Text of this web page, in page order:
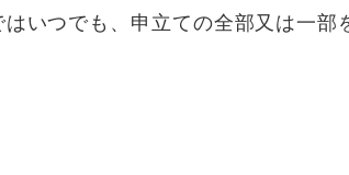
いつでも、申立ての全部又は一部